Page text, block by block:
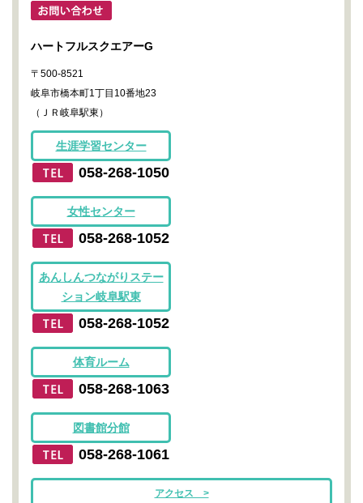
ハートフルスクエアーG
〒500-8521
岐阜市橋本町1丁目10番地23
（ＪＲ岐阜駅東）
生涯学習センター
058-268-1050
女性センター
058-268-1052
あんしんつながりステー
ション岐阜駅東
058-268-1052
体育ルーム
058-268-1063
図書館分館
058-268-1061
アクセス >